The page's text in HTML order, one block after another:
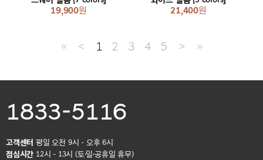
19,900원 21,400원
≪ ＜ 1 2 3 4 5 ＞ ≫
1833-5116
고객센터 평일 오전 9시 - 오후 6시
점심시간 12시 - 13시 (토·일·공휴일 휴무)